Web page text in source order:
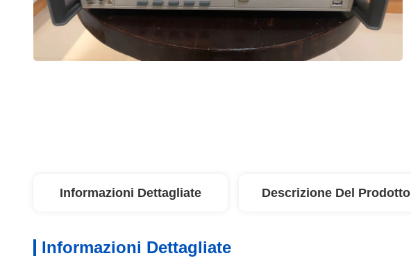
Informazioni Dettagliate Descrizione Del Prodotto
Informazioni Dettagliate